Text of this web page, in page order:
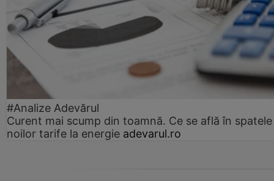
#Analize Adevărul
Curent mai scump din toamnă. Ce se află în spatele
noilor tarife la energie adevarul.ro